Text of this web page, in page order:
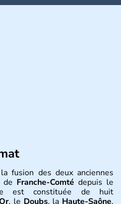
fusion des deux anciennes
de Franche-Comté depuis le
est constituée de huit
, le Doubs, la Haute-Saône,